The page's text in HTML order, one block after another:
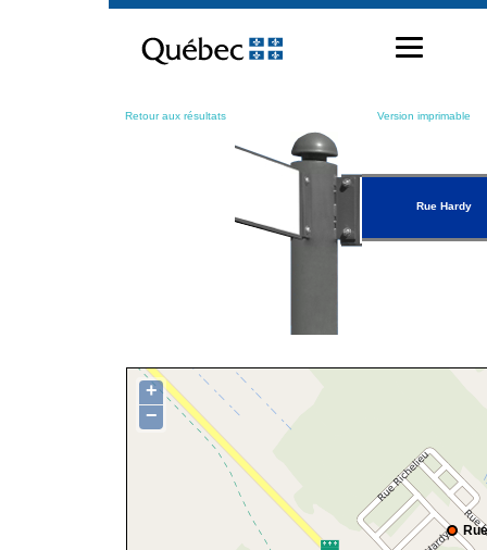
contenu
Retour aux résultats Version imprimable
Rue Hardy
+
−